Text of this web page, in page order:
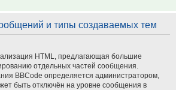
и типы создаваемых тем
HTML, предлагающая большие
отдельных частей сообщения.
BBCode определяется администратором,
быть отключён на уровне сообщения в